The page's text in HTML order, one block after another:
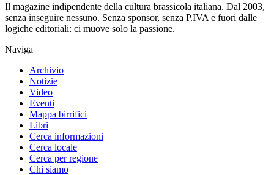
Il magazine indipendente della cultura brassicola italiana. Dal 2003,
senza inseguire nessuno. Senza sponsor, senza P.IVA e fuori dalle
logiche editoriali: ci muove solo la passione.
Naviga
Archivio
Notizie
Video
Eventi
Mappa birrifici
Libri
Cerca informazioni
Cerca locale
Cerca per regione
Chi siamo